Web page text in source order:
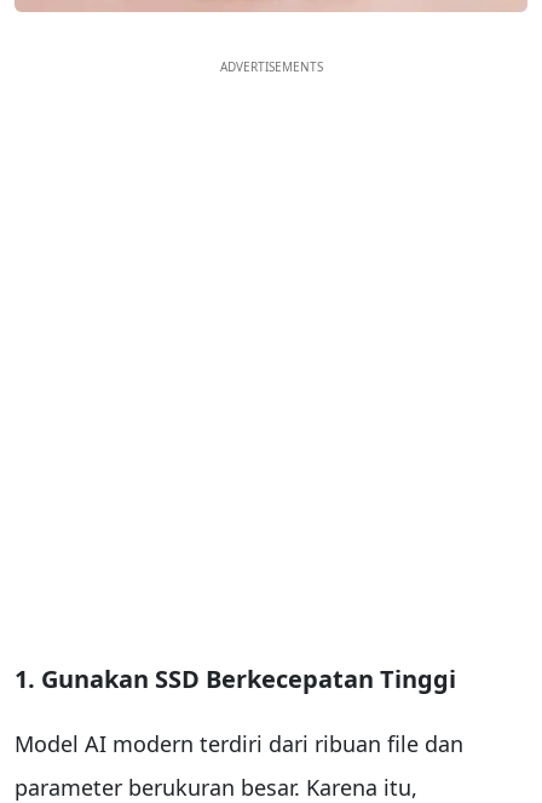
ADVERTISEMENTS
1. Gunakan SSD Berkecepatan Tinggi
Model AI modern terdiri dari ribuan file dan
parameter berukuran besar. Karena itu,